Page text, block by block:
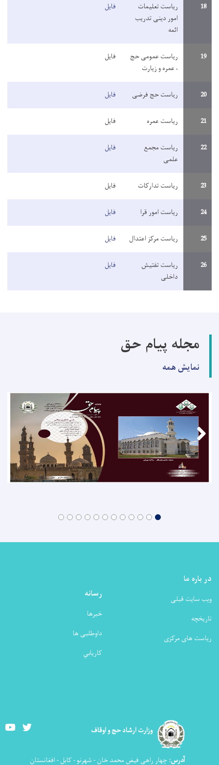
18
ریاست تعلیمات
امور دینی تدریب
ائمه
فایل
19
ریاست عمومی حج
، عمره و زیارت
فایل
20 ریاست حج فرضی فایل
21 ریاست عمره فایل
22
ریاست مجمع
علمی
فایل
23 ریاست تدارکات فایل
24 ریاست امور قرا فایل
25 ریاست مرکز اعتدال فایل
26
ریاست تفتیش
داخلی
فایل
مجله پیام حق
نمایش همه
در باره ما
ویب سایت قبلی
تاریخچه
ریاست های مرکزی
رسانه
خبرها
داوطلبی ها
كاريابي
وزارت ارشاد حج و اوقاف Youtube
آدرس: چهار راهی فیض محمد خان - شهرنو - کابل - افغانستان